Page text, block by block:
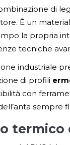
di
È un
la propria
tecniche
industriale
di profili
con
sempre
termico